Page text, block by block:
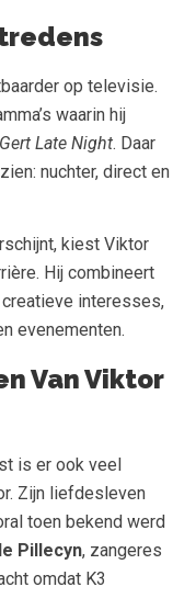
op televisie.
waarin hij
Gert Late Night. Daar
nuchter, direct en
kiest Viktor
Hij combineert
interesses,
evenementen.
Van Viktor
is er ook veel
Zijn liefdesleven
toen bekend werd
Pillecyn, zangeres
omdat K3